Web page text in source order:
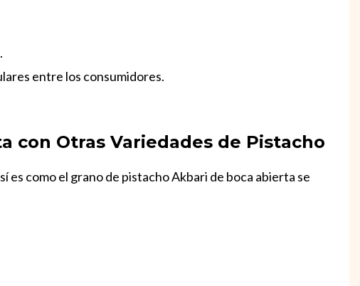
entre los consumidores.
con Otras Variedades de Pistacho
es como el grano de pistacho Akbari de boca abierta se